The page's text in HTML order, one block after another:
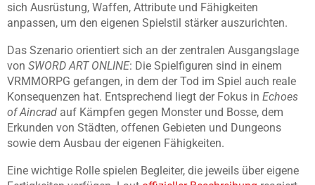
sich Ausrüstung, Waffen, Attribute und Fähigkeiten
anpassen, um den eigenen Spielstil stärker auszurichten.
Das Szenario orientiert sich an der zentralen Ausgangslage
von SWORD ART ONLINE: Die Spielfiguren sind in einem
VRMMORPG gefangen, in dem der Tod im Spiel auch reale
Konsequenzen hat. Entsprechend liegt der Fokus in Echoes
of Aincrad auf Kämpfen gegen Monster und Bosse, dem
Erkunden von Städten, offenen Gebieten und Dungeons
sowie dem Ausbau der eigenen Fähigkeiten.
Eine wichtige Rolle spielen Begleiter, die jeweils über eigene